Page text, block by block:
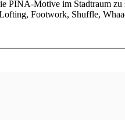
PINA-Motive im Stadtraum
Footwork, Shuffle,